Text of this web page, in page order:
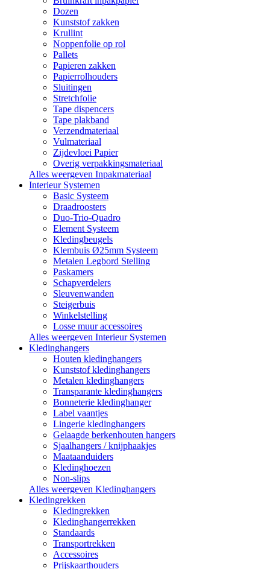
Dozen
Kunststof zakken
Krullint
Noppenfolie op rol
Pallets
Papieren zakken
Papierrolhouders
Sluitingen
Stretchfolie
Tape dispencers
Tape plakband
Verzendmateriaal
Vulmateriaal
Zijdevloei Papier
Overig verpakkingsmateriaal
Alles weergeven Inpakmateriaal
Interieur Systemen
Basic Systeem
Draadroosters
Duo-Trio-Quadro
Element Systeem
Kledingbeugels
Klembuis Ø25mm Systeem
Metalen Legbord Stelling
Paskamers
Schapverdelers
Sleuvenwanden
Steigerbuis
Winkelstelling
Losse muur accessoires
Alles weergeven Interieur Systemen
Kledinghangers
Houten kledinghangers
Kunststof kledinghangers
Metalen kledinghangers
Transparante kledinghangers
Bonneterie kledinghanger
Label vaantjes
Lingerie kledinghangers
Gelaagde berkenhouten hangers
Sjaalhangers / knijphaakjes
Maataanduiders
Kledinghoezen
Non-slips
Alles weergeven Kledinghangers
Kledingrekken
Kledingrekken
Kledinghangerrekken
Standaards
Transportrekken
Accessoires
Prijskaarthouders